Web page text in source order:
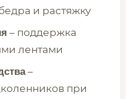
и растяжку
– поддержка
лентами
–
при